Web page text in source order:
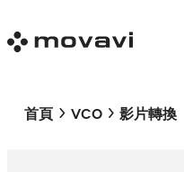
首頁 VCO 影片轉換